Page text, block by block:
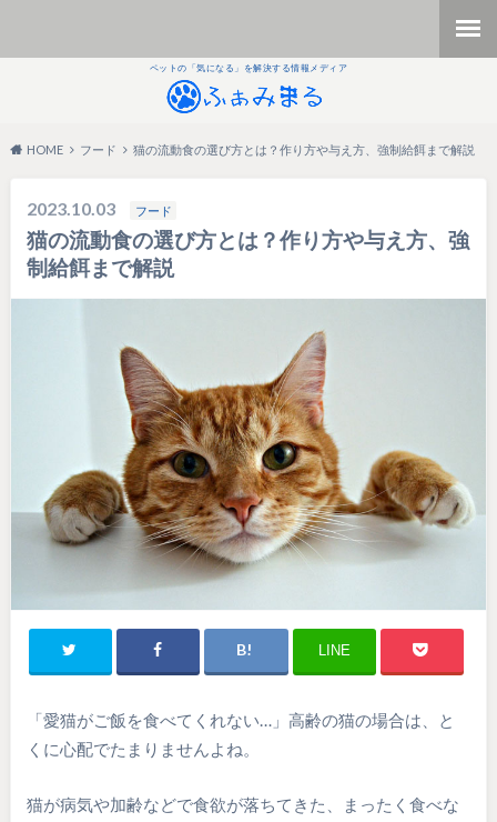
ペットの「気になる」を解決する情報メディア
HOME フード 猫の流動食の選び方とは？作り方や与え方、強制給餌まで解説
2023.10.03 フード
猫の流動食の選び方とは？作り方や与え方、強
制給餌まで解説
LINE
「愛猫がご飯を食べてくれない…」高齢の猫の場合は、と
くに心配でたまりませんよね。
猫が病気や加齢などで食欲が落ちてきた、まったく食べな